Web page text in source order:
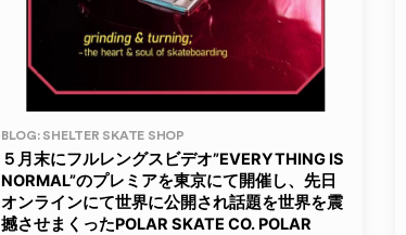
BLOG: SHELTER SKATE SHOP
５月末にフルレングスビデオ”EVERYTHING IS
NORMAL”のプレミアを東京にて開催し、先日
オンラインにて世界に公開され話題を世界を震
撼させまくったPOLAR SKATE CO. POLAR